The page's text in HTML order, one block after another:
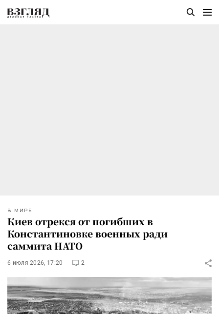
В МИРЕ
Киев отрекся от погибших в
Константиновке военных ради
саммита НАТО
6 июля 2026, 17:20 2